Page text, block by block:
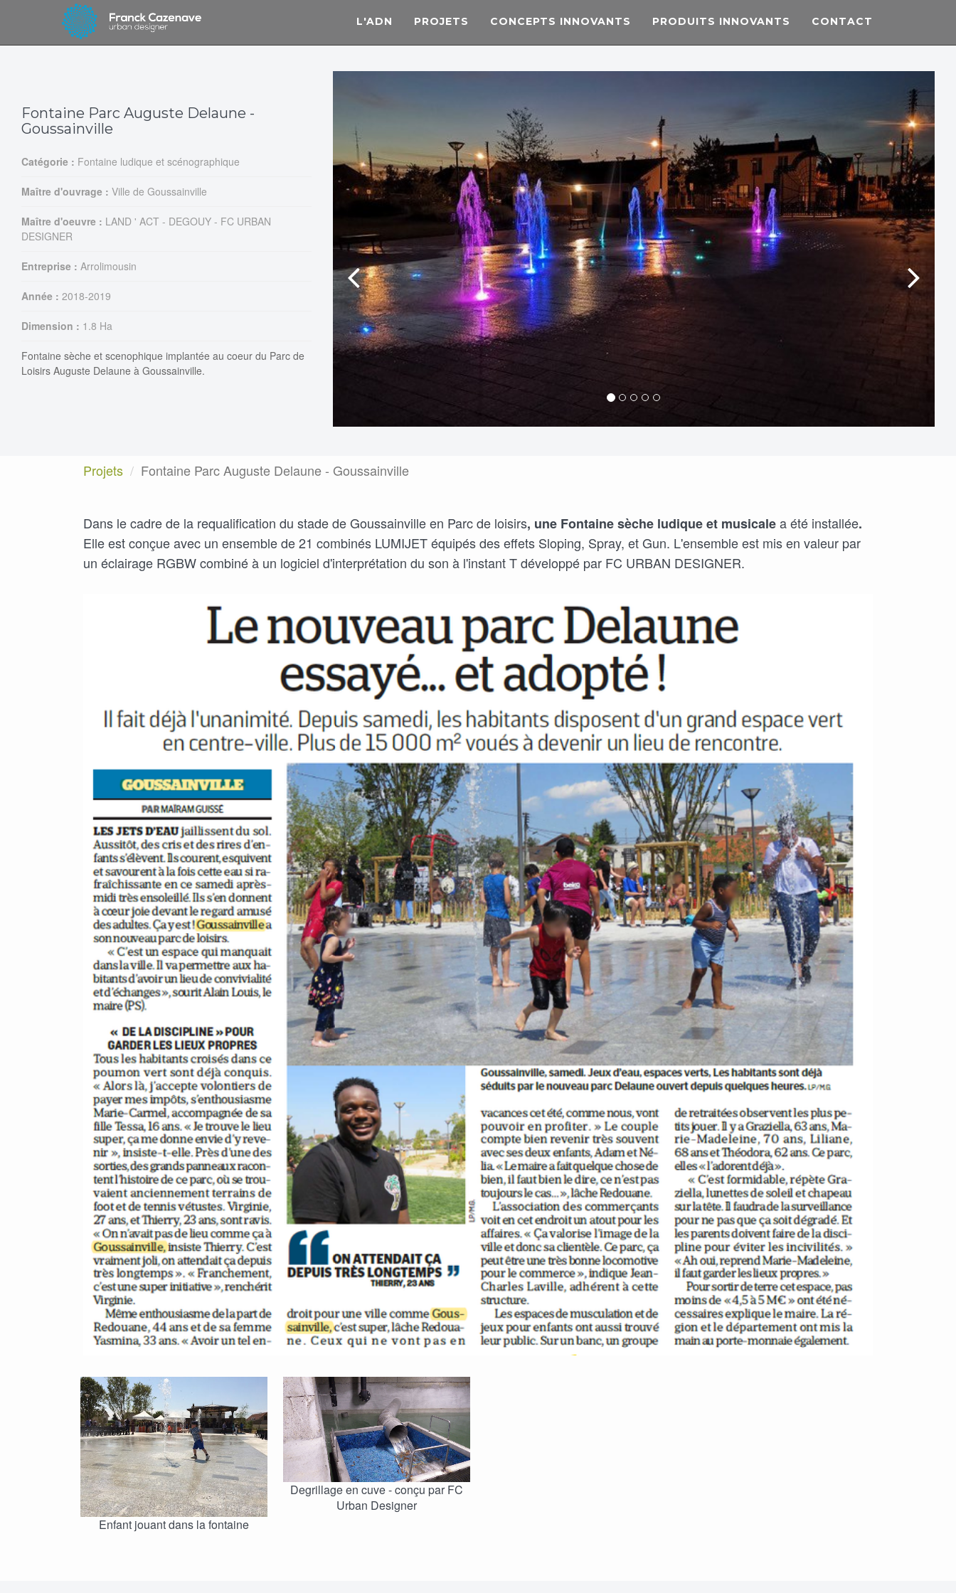
L'ADN PROJETS CONCEPTS INNOVANTS PRODUITS INNOVANTS CONTACT
Fontaine Parc Auguste Delaune -
Goussainville
Catégorie : Fontaine ludique et scénographique
Maître d'ouvrage : Ville de Goussainville
Maître d'oeuvre : LAND ' ACT - DEGOUY - FC URBAN
DESIGNER
Entreprise : Arrolimousin
Année : 2018-2019
Dimension : 1.8 Ha
Fontaine sèche et scenophique implantée au coeur du Parc de
Loisirs Auguste Delaune à Goussainville.
Projets Fontaine Parc Auguste Delaune - Goussainville
Dans le cadre de la requalification du stade de Goussainville en Parc de loisirs, une Fontaine sèche ludique et musicalea été installée.
Elle estconçue avec un ensemble de 21 combinés LUMIJET équipés des effets Sloping, Spray, et Gun. L'ensemble est mis en valeur par
un éclairage RGBW combiné à un logiciel d'interprétation du son à l'instant T développé par FC URBAN DESIGNER.
Enfant jouant dans la fontaine
Degrillage en cuve - conçu par FC
Urban Designer